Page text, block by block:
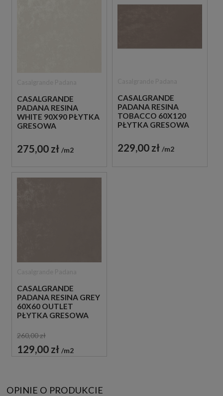
CASALGRANDE
PADANA RESINA
WHITE 90X90 PŁYTKA
GRESOWA
275,00 zł m2
CASALGRANDE
PADANA RESINA
TOBACCO 60X120
PŁYTKA GRESOWA
229,00 zł m2
CASALGRANDE
PADANA RESINA GREY
60X60 OUTLET
PŁYTKA GRESOWA
260,00 zł
129,00 zł m2
OPINIE O PRODUKCIE